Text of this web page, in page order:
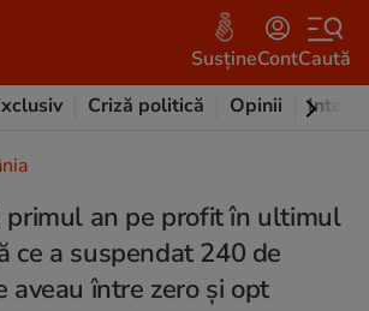
SusțineContCaută
Criză politică Opinii
primul an pe profit în ultimul
ce a suspendat 240 de
aveau între zero și opt